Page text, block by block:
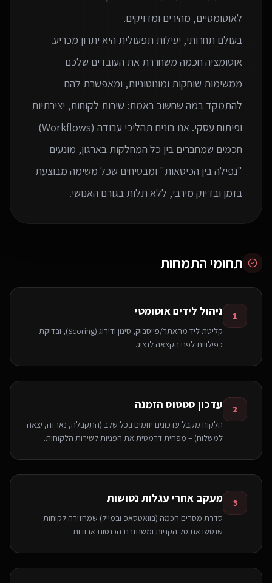
בעולם תחרותי, יעילות תפעולית היא יתרון מכריע.
אוטומציה חכמה משחררת את העובדים שלכם
ממשימות שוחקות ומונוטוניות, ומאפשרת להם
להתמקד במה שחשוב באמת: שירות לקוחות, יצירתיות
ופיתוח עסקי. אנו בונים תהליכי עבודה (Workflows)
חכמים שמחברים בין כל המחלקות בארגון, מונעים
"נפילה בין הכיסאות" ומבטיחים שכל משימה מבוצעת
בזמן ובדיוק מירבי, ללא תלות בגורם האנושי.
תחומי התמחות
1 ניהול לידים אוטומטי
קליטת ליד מהאתר/פייסבוק, סינון ודירוג (Scoring), ובדיקת
כפילויות לפני הקצאה לנציג.
2 עדכון סטטוס הזמנה
הלקוח מקבל עדכונים יזומים בכל שלב (התקבלה, נארזה, יצאה
למשלוח) – מפחית דרמטית את הפניות לשירות הלקוחות.
3 מעקב אחרי עגלות נטושות
סדרת מסרים חכמה (בוואטסאפ ובמייל) שמחזירה לקוחות
שנטשו את סל הקניות ומשחזרת הכנסות אבודות.